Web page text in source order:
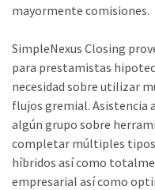
mayormente comisiones.
SimpleNexus Closing
para prestamistas
necesidad sobre utilizar
flujos gremial. Asistencia
algún grupo sobre
completar múltiples
híbridos así­ como
empresarial así­ como